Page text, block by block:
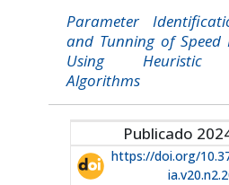
Parameter
and Tunning of Speed
Using Heuristic
Algorithms
Publicado
https://doi.org/